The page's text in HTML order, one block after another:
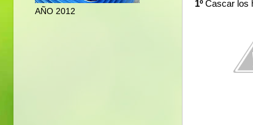
1ºCascar los
AÑO 2012